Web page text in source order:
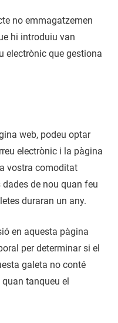
no emmagatzemen
hi introduiu van
electrònic que gestiona
web, podeu optar
electrònic i la pàgina
vostra comoditat
dades de nou quan feu
duraran un any.
en aquesta pàgina
per determinar si el
galeta no conté
tanqueu el